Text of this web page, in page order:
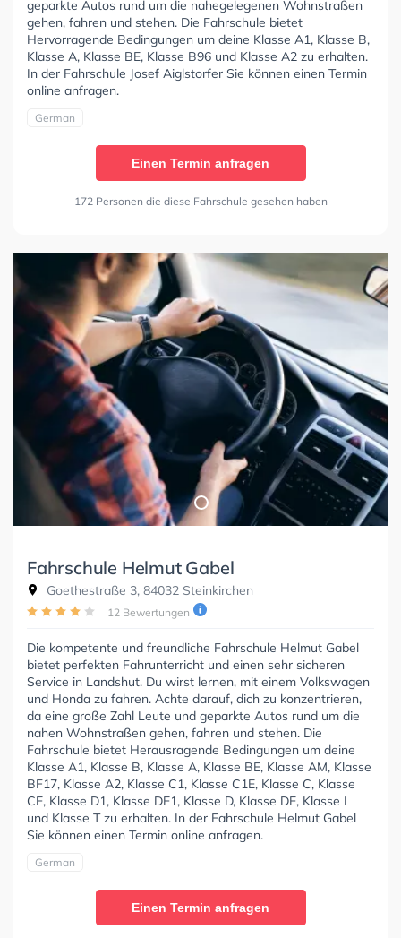
geparkte Autos rund um die nahegelegenen Wohnstraßen
gehen, fahren und stehen. Die Fahrschule bietet
Hervorragende Bedingungen um deine Klasse A1, Klasse B,
Klasse A, Klasse BE, Klasse B96 und Klasse A2 zu erhalten.
In der Fahrschule Josef Aiglstorfer Sie können einen Termin
online anfragen.
German
Einen Termin anfragen
172 Personen die diese Fahrschule gesehen haben
Fahrschule Helmut Gabel
Goethestraße 3, 84032 Steinkirchen
12 Bewertungen
Die kompetente und freundliche Fahrschule Helmut Gabel
bietet perfekten Fahrunterricht und einen sehr sicheren
Service in Landshut. Du wirst lernen, mit einem Volkswagen
und Honda zu fahren. Achte darauf, dich zu konzentrieren,
da eine große Zahl Leute und geparkte Autos rund um die
nahen Wohnstraßen gehen, fahren und stehen. Die
Fahrschule bietet Herausragende Bedingungen um deine
Klasse A1, Klasse B, Klasse A, Klasse BE, Klasse AM, Klasse
BF17, Klasse A2, Klasse C1, Klasse C1E, Klasse C, Klasse
CE, Klasse D1, Klasse DE1, Klasse D, Klasse DE, Klasse L
und Klasse T zu erhalten. In der Fahrschule Helmut Gabel
Sie können einen Termin online anfragen.
German
Einen Termin anfragen